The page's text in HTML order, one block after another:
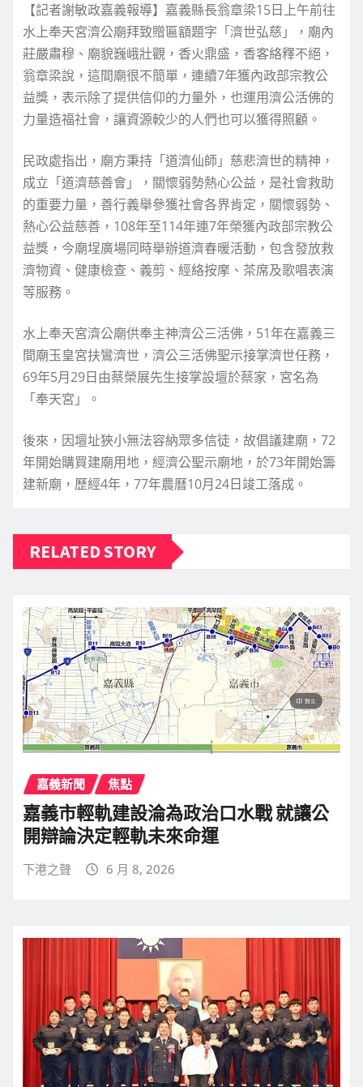
【記者謝敏政嘉義報導】嘉義縣長翁章梁15日上午前往
水上奉天宮濟公廟拜致贈匾額題字「濟世弘慈」，廟內
莊嚴肅穆、廟貌巍峨壯觀，香火鼎盛，香客絡釋不絕，
翁章梁說，這間廟很不簡單，連續7年獲內政部宗教公
益獎，表示除了提供信仰的力量外，也運用濟公活佛的
力量造福社會，讓資源較少的人們也可以獲得照顧。
民政處指出，廟方秉持「道濟仙師」慈悲濟世的精神，
成立「道濟慈善會」，關懷弱勢熱心公益，是社會救助
的重要力量，善行義舉參獲社會各界肯定，關懷弱勢、
熱心公益慈善，108年至114年連7年榮獲內政部宗教公
益獎，今廟埕廣場同時舉辦道濟春暖活動，包含發放救
濟物資、健康檢查、義剪、經絡按摩、茶席及歌唱表演
等服務。
水上奉天宮濟公廟供奉主神濟公三活佛，51年在嘉義三
間廟玉皇宮扶鸞濟世，濟公三活佛聖示接掌濟世任務，
69年5月29日由蔡榮展先生接掌設壇於蔡家，宮名為
「奉天宮」。
後來，因壇址狹小無法容納眾多信徒，故倡議建廟，72
年開始購買建廟用地，經濟公聖示廟地，於73年開始籌
建新廟，歷經4年，77年農曆10月24日竣工落成。
RELATED STORY
嘉義新聞 焦點
嘉義市輕軌建設淪為政治口水戰 就讓公
開辯論決定輕軌未來命運
下港之聲 6 月 8, 2026